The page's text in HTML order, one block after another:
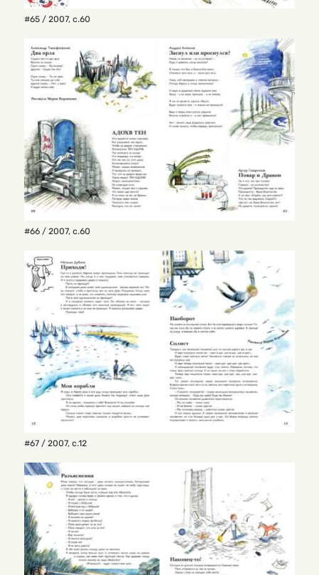
#65 / 2007, с.60
#66 / 2007, с.60
#67 / 2007, с.12